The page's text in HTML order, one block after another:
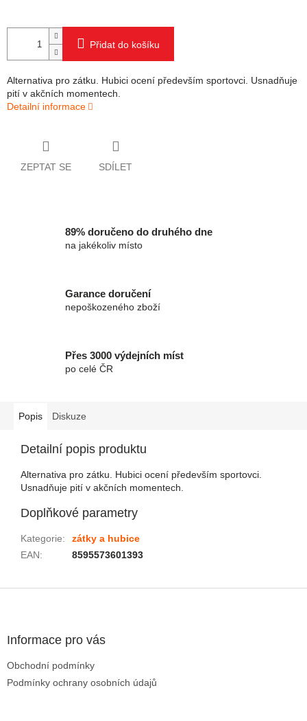
Přidat do košíku
Alternativa pro zátku. Hubici ocení především sportovci. Usnadňuje
pití v akčních momentech.
Detailní informace
ZEPTAT SE SDÍLET
89% doručeno do druhého dne
na jakékoliv místo
Garance doručení
nepoškozeného zboží
Přes 3000 výdejních míst
po celé ČR
Popis Diskuze
Detailní popis produktu
Alternativa pro zátku. Hubici ocení především sportovci.
Usnadňuje pití v akčních momentech.
Doplňkové parametry
Kategorie:
zátky a hubice
EAN: 8595573601393
Informace pro vás
Obchodní podmínky
Podmínky ochrany osobních údajů